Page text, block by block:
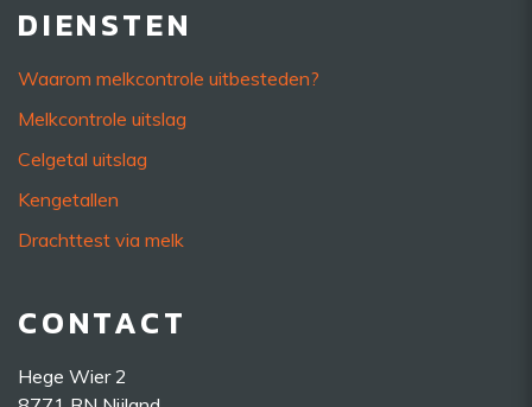
DIENSTEN
Waarom melkcontrole uitbesteden?
Melkcontrole uitslag
Celgetal uitslag
Kengetallen
Drachttest via melk
CONTACT
Hege Wier 2